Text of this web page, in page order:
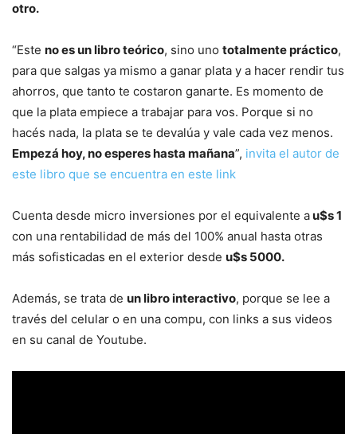
otro.
“Este no es un libro teórico, sino uno totalmente práctico,
para que salgas ya mismo a ganar plata y a hacer rendir tus
ahorros, que tanto te costaron ganarte. Es momento de
que la plata empiece a trabajar para vos. Porque si no
hacés nada, la plata se te devalúa y vale cada vez menos.
Empezá hoy, no esperes hasta mañana”, invita el autor de
este libro que se encuentra en este link
Cuenta desde micro inversiones por el equivalente au$s 1
con una rentabilidad de más del 100% anual hasta otras
más sofisticadas en el exterior desde u$s 5000.
Además, se trata de un libro interactivo, porque se lee a
través del celular o en una compu, con links a sus videos
en su canal de Youtube.